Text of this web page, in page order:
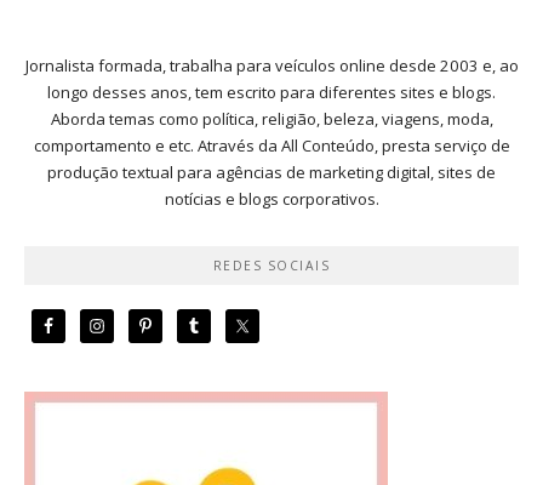
Jornalista formada, trabalha para veículos online desde 2003 e, ao
longo desses anos, tem escrito para diferentes sites e blogs.
Aborda temas como política, religião, beleza, viagens, moda,
comportamento e etc. Através da All Conteúdo, presta serviço de
produção textual para agências de marketing digital, sites de
notícias e blogs corporativos.
REDES SOCIAIS